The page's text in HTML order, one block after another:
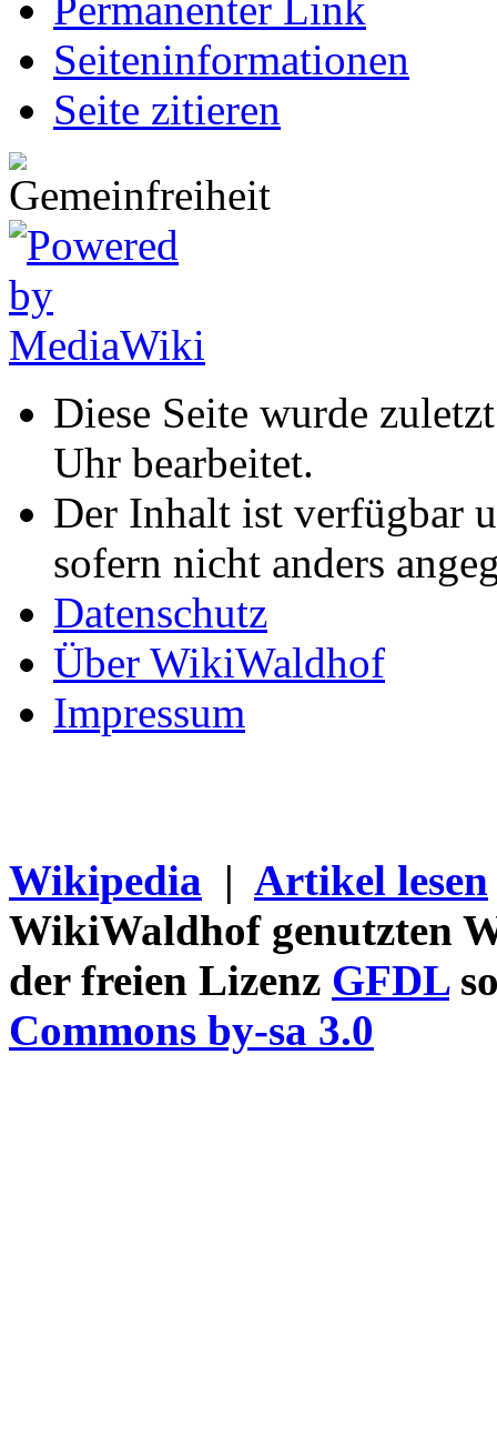
Seiten­informationen
Seite zitieren
Diese Seite wurde
Uhr bearbeitet.
Der Inhalt ist verfügbar
sofern nicht anders
Datenschutz
Über WikiWaldhof
Impressum
Wikipedia | Artikel lesen
WikiWaldhof genutzten
der freien Lizenz GFDL
Commons by-sa 3.0